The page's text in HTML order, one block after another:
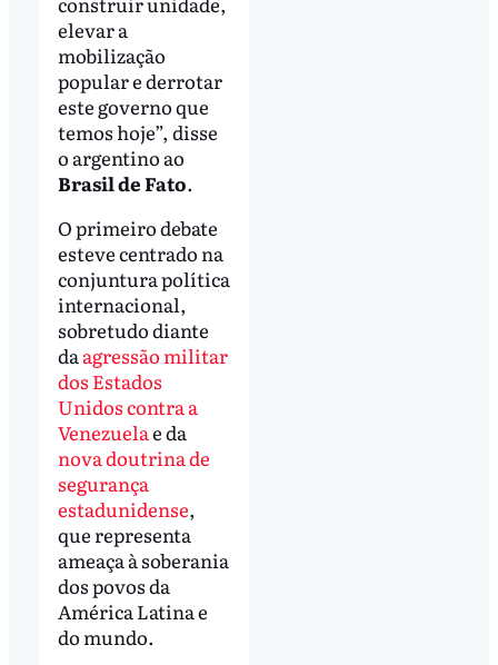
elevar a
mobilização
popular e derrotar
este governo que
temos hoje”, disse
o argentino ao
Brasil de Fato.
O primeiro debate
esteve centrado na
conjuntura política
internacional,
sobretudo diante
da agressão militar
dos Estados
Unidos contra a
Venezuelae da
nova doutrina de
segurança
estadunidense,
que representa
ameaça à soberania
dos povos da
América Latina e
do mundo.